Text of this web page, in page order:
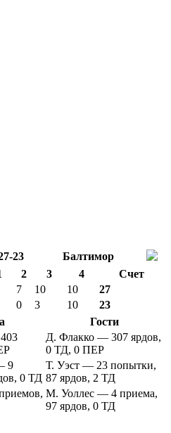
23
Балтимор
2 3 4
Счет
7 10 10
27
0 3 10
23
Гости
Д. Флакко — 307 ярдов,
0 ТД, 0 ПЕР
9
0 ТД
Т. Уэст — 23 попытки,
87 ярдов, 2 ТД
М. Уоллес — 4 приема,
97 ярдов, 0 ТД